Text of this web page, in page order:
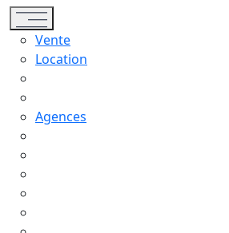
Toggle navigation
Vente
Location
Agences